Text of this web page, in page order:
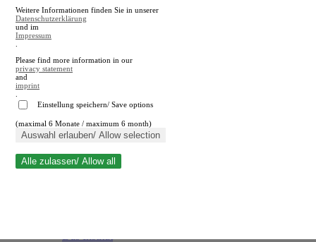
A
A
Suche schließen
Weitere Informationen finden Sie in unserer
Datenschutzerklärung
und im
Impressum
Please find more information in our
privacy statement
and
imprint
Einstellung speichern/ Save options
(maximal 6 Monate / maximum 6 month)
Auswahl erlauben/ Allow selection
Alle zulassen/ Allow all